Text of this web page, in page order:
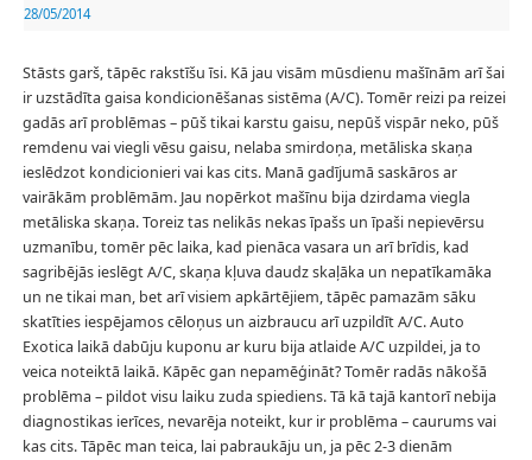
28/05/2014
Stāsts garš, tāpēc rakstīšu īsi. Kā jau visām mūsdienu mašīnām arī šai
ir uzstādīta gaisa kondicionēšanas sistēma (A/C). Tomēr reizi pa reizei
gadās arī problēmas – pūš tikai karstu gaisu, nepūš vispār neko, pūš
remdenu vai viegli vēsu gaisu, nelaba smirdoņa, metāliska skaņa
ieslēdzot kondicionieri vai kas cits. Manā gadījumā saskāros ar
vairākām problēmām. Jau nopērkot mašīnu bija dzirdama viegla
metāliska skaņa. Toreiz tas nelikās nekas īpašs un īpaši nepievērsu
uzmanību, tomēr pēc laika, kad pienāca vasara un arī brīdis, kad
sagribējās ieslēgt A/C, skaņa kļuva daudz skaļāka un nepatīkamāka
un ne tikai man, bet arī visiem apkārtējiem, tāpēc pamazām sāku
skatīties iespējamos cēloņus un aizbraucu arī uzpildīt A/C. Auto
Exotica laikā dabūju kuponu ar kuru bija atlaide A/C uzpildei, ja to
veica noteiktā laikā. Kāpēc gan nepamēģināt? Tomēr radās nākošā
problēma – pildot visu laiku zuda spiediens. Tā kā tajā kantorī nebija
diagnostikas ierīces, nevarēja noteikt, kur ir problēma – caurums vai
kas cits. Tāpēc man teica, lai pabraukāju un, ja pēc 2-3 dienām